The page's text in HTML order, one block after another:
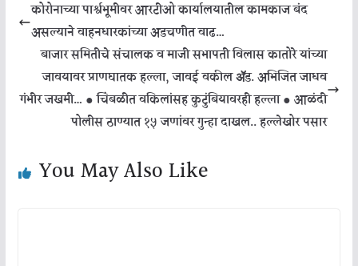
कोरोनाच्या पार्श्वभूमीवर आरटीओ कार्यालयातील कामकाज बंद
असल्याने वाहनधारकांच्या अडचणीत वाढ…
बाजार समितीचे संचालक व माजी सभापती विलास कातोरे यांच्या
जावयावर प्राणघातक हल्ला, जावई वकील ॲड. अभिजित जाधव
गंभीर जखमी… ● चिंबळीत वकिलांसह कुटुंबियावरही हल्ला ● आळंदी
पोलीस ठाण्यात १५ जणांवर गुन्हा दाखल.. हल्लेखोर पसार
You May Also Like